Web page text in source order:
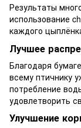
Результаты
использование
каждого
Лучшее
Благодаря
всему птичнику
потребление
удовлетворить
Улучшение